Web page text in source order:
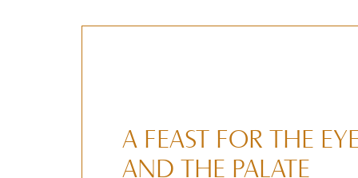
A FEAST FOR THE
AND THE PALATE